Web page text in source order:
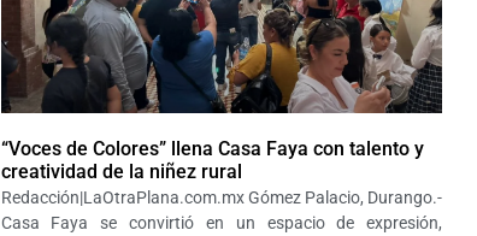
“Voces de Colores” llena Casa Faya con talento y
creatividad de la niñez rural
Redacción|LaOtraPlana.com.mx Gómez Palacio, Durango.-
Casa Faya se convirtió en un espacio de expresión,